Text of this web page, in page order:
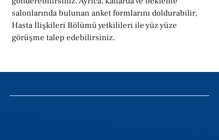
salonlarında bulunan anket formlarını doldurabilir,
Hasta İlişkileri Bölümü yetkilileri ile yüz yüze
görüşme talep edebilirsiniz.